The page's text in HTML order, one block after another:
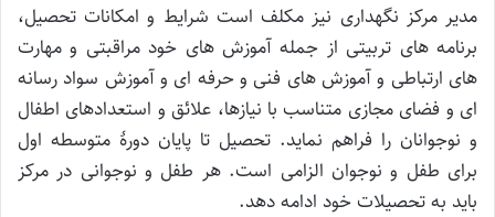
مدیر مرکز نگهداری نیز مکلف است شرایط و امکانات تحصیل،
برنامه های تربیتی از جمله آموزش های خود مراقبتی و مهارت
های ارتباطی و آموزش های فنی و حرفه ای و آموزش سواد رسانه
ای و فضای مجازی متناسب با نیازها، علائق و استعدادهای اطفال
و نوجوانان را فراهم نماید. تحصیل تا پایان دورۀ متوسطه اول
برای طفل و نوجوان الزامی است. هر طفل و نوجوانی در مرکز
باید به تحصیلات خود ادامه دهد.